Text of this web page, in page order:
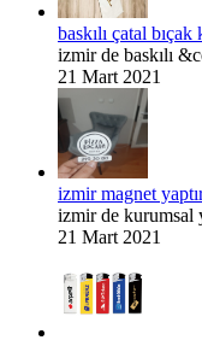
baskılı çatal bıçak
izmir de baskılı
21 Mart 2021
izmir magnet
izmir de kurumsal
21 Mart 2021